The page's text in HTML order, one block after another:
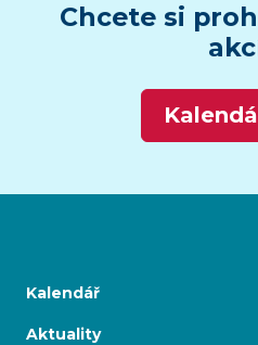
Chcete si
Kalendář
Aktuality